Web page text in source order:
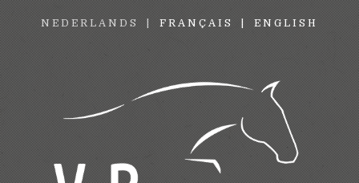
NEDERLANDS FRANÇAIS ENGLISH